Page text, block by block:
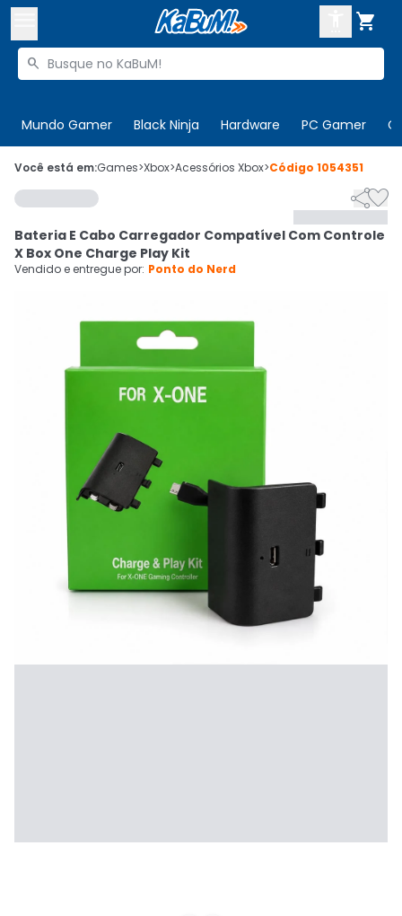

Buscar produtos

Mundo Gamer Black Ninja Hardware PC Gamer
 Olá. Acesse sua conta
 Departamentos
Cupons
Ativar tradutor em libras
CADASTRE-SE
Você está em:Games>Xbox>Acessórios Xbox>Código 1054351

Bateria E Cabo Carregador Compatível Com Controle
X Box One Charge Play Kit
Vendido e entregue por: Ponto do Nerd